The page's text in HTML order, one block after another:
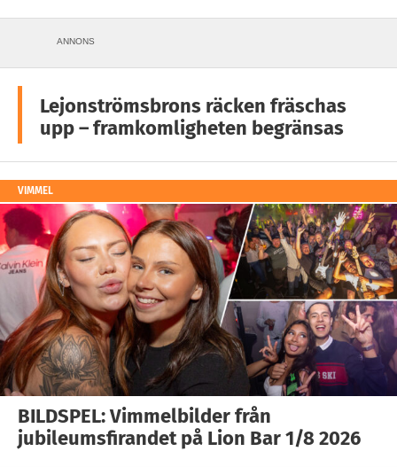
ANNONS
Lejonströmsbrons räcken fräschas
upp – framkomligheten begränsas
VIMMEL
BILDSPEL: Vimmelbilder från
jubileumsfirandet på Lion Bar 1/8 2026